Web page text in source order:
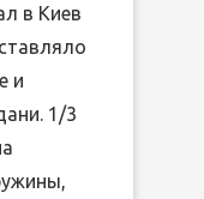
в Киев
и
1/3